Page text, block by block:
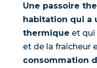
Une passoire
habitation qui a
thermique et qui
et de la fraîcheur
consommation